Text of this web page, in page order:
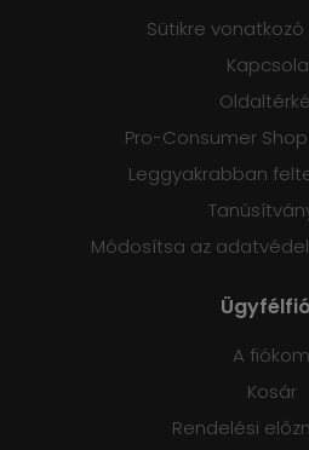
Sütikre
Pro-Consumer
Leggyakrabban
Módosítsa az
A fiókom
Kosár
Rendelési